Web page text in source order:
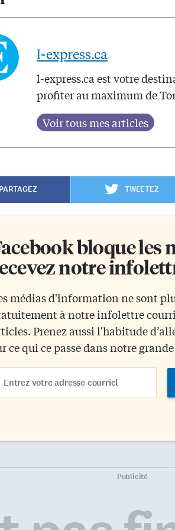
l-express.ca
l-express.ca est votre
profiter au maximum de
TWEETEZ
bloque les
notre
médias d'information ne sont
à notre infolettre
Prenez aussi l'habitude
ce qui ce passe dans notre
Publicité